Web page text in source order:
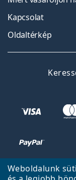
Weboldalunk
Kapcsolat
Oldaltérkép